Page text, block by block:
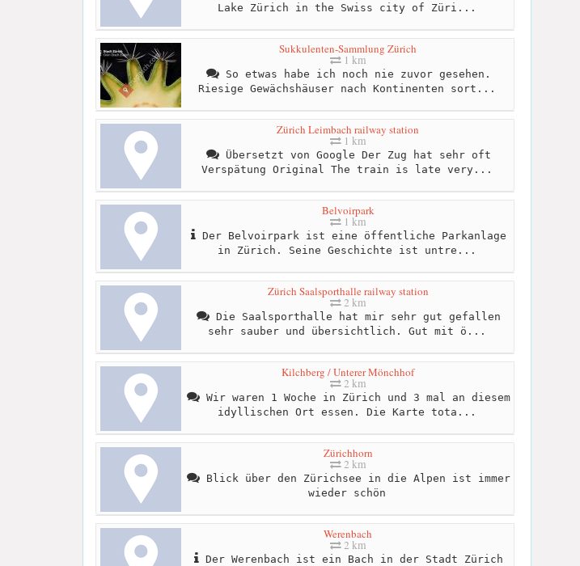
Lake Zürich in the Swiss city of Züri...
Sukkulenten-Sammlung Zürich
1 km
So etwas habe ich noch nie zuvor gesehen.
Riesige Gewächshäuser nach Kontinenten sort...
Zürich Leimbach railway station
1 km
Übersetzt von Google Der Zug hat sehr oft
Verspätung Original The train is late very...
Belvoirpark
1 km
Der Belvoirpark ist eine öffentliche Parkanlage
in Zürich. Seine Geschichte ist untre...
Zürich Saalsporthalle railway station
2 km
Die Saalsporthalle hat mir sehr gut gefallen
sehr sauber und übersichtlich. Gut mit ö...
Kilchberg / Unterer Mönchhof
2 km
Wir waren 1 Woche in Zürich und 3 mal an diesem
idyllischen Ort essen. Die Karte tota...
Zürichhorn
2 km
Blick über den Zürichsee in die Alpen ist immer
wieder schön
Werenbach
2 km
Der Werenbach ist ein Bach in der Stadt Zürich